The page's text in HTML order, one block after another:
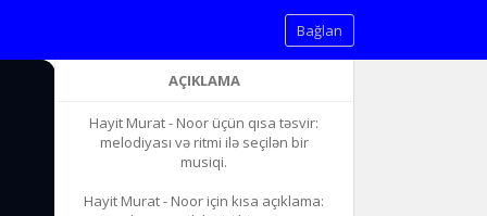
Bağlan
AÇIKLAMA
Hayit Murat - Noor üçün qısa təsvir:
melodiyası və ritmi ilə seçilən bir
musiqi.
Hayit Murat - Noor için kısa açıklama: